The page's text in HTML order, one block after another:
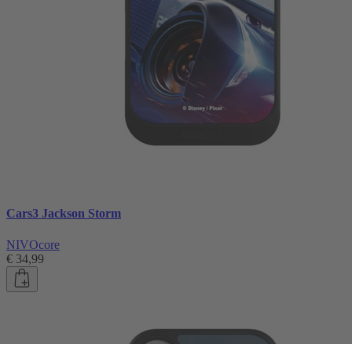
Cars3 Jackson Storm
NIVOcore
€ 34,99